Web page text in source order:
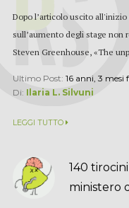
Dopo l’articolo uscito
sull’aumento degli stage non
Steven Greenhouse, «The
Ultimo Post: 16 anni, 3 mesi
Di: Ilaria L. Silvuni
LEGGI TUTTO
140
ministero